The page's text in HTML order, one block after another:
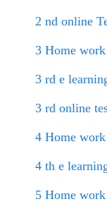
2 nd online
3 Home work
3 rd e
3 rd online
4 Home work
4 th e
5 Home work